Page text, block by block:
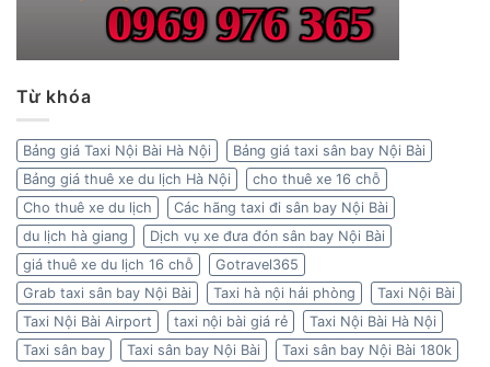
Từ khóa
Bảng giá Taxi Nội Bài Hà Nội
Bảng giá taxi sân bay Nội Bài
Bảng giá thuê xe du lịch Hà Nội
cho thuê xe 16 chỗ
Cho thuê xe du lịch
Các hãng taxi đi sân bay Nội Bài
du lịch hà giang
Dịch vụ xe đưa đón sân bay Nội Bài
giá thuê xe du lịch 16 chỗ
Gotravel365
Grab taxi sân bay Nội Bài
Taxi hà nội hải phòng
Taxi Nội Bài
Taxi Nội Bài Airport
taxi nội bài giá rẻ
Taxi Nội Bài Hà Nội
Taxi sân bay
Taxi sân bay Nội Bài
Taxi sân bay Nội Bài 180k